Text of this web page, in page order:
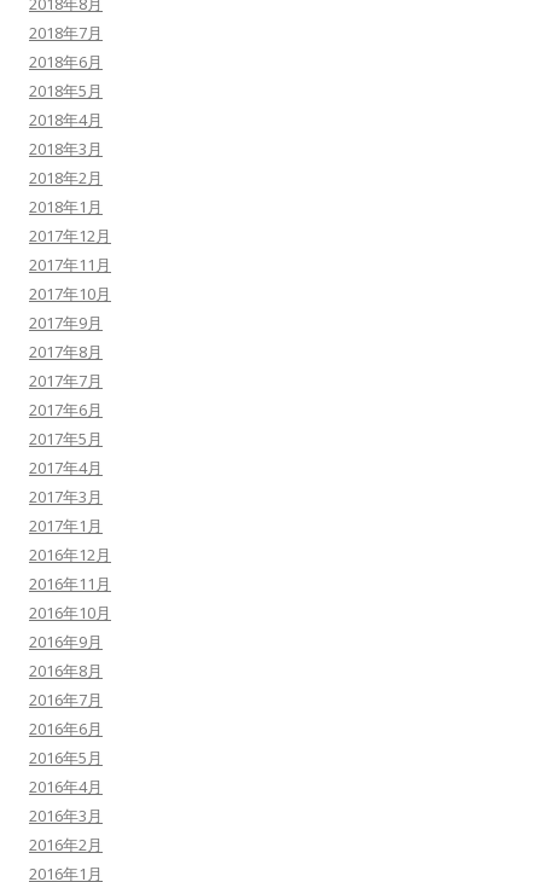
2018年7月
2018年6月
2018年5月
2018年4月
2018年3月
2018年2月
2018年1月
2017年12月
2017年11月
2017年10月
2017年9月
2017年8月
2017年7月
2017年6月
2017年5月
2017年4月
2017年3月
2017年1月
2016年12月
2016年11月
2016年10月
2016年9月
2016年8月
2016年7月
2016年6月
2016年5月
2016年4月
2016年3月
2016年2月
2016年1月